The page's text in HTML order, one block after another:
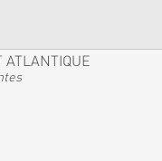
ATLANTIQUE